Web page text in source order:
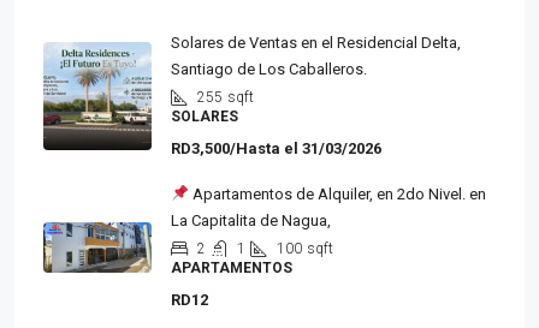
Solares de Ventas en el Residencial Delta,
Santiago de Los Caballeros.
255 sqft
SOLARES
RD3,500/Hasta el 31/03/2026
Apartamentos de Alquiler, en 2do Nivel. en
La Capitalita de Nagua,
2 1 100 sqft
APARTAMENTOS
RD12